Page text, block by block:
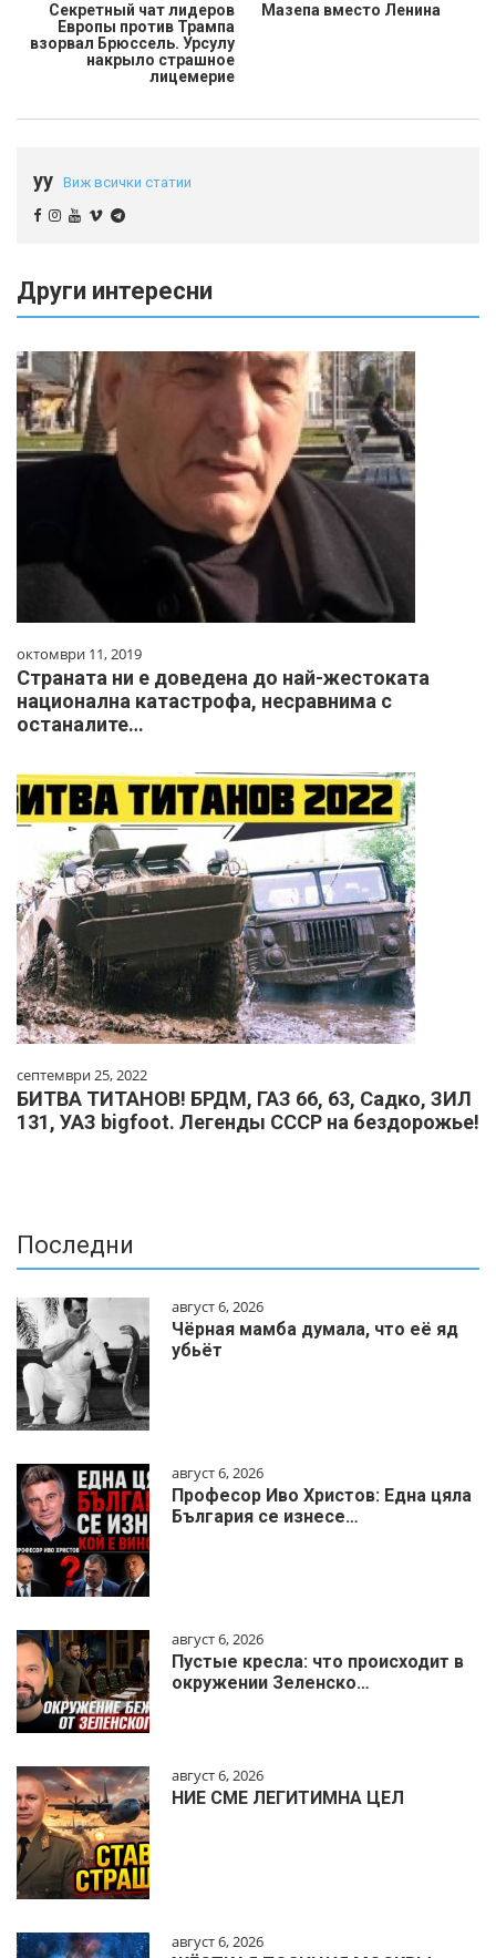
Секретный чат лидеров
Европы против Трампа
взорвал Брюссель. Урсулу
накрыло страшное
лицемерие
Мазепа вместо Ленина
yy Виж всички статии
Други интересни
октомври 11, 2019
Страната ни е доведена до най-жестоката
национална катастрофа, несравнима с
останалите…
септември 25, 2022
БИТВА ТИТАНОВ! БРДМ, ГАЗ 66, 63, Садко, ЗИЛ
131, УАЗ bigfoot. Легенды СССР на бездорожье!
Последни
август 6, 2026
Чёрная мамба думала, что её яд
убьёт
август 6, 2026
Професор Иво Христов: Една цяла
България се изнесе…
август 6, 2026
Пустые кресла: что происходит в
окружении Зеленско…
август 6, 2026
НИЕ СМЕ ЛЕГИТИМНА ЦЕЛ
август 6, 2026